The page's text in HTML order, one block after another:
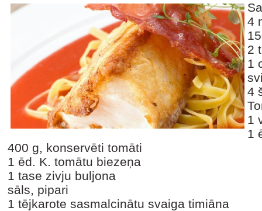
4
2
1
4
1
1
400 g, konservēti tomāti
1 ēd. K. tomātu biezeņa
1 tase zivju buljona
sāls, pipari
1 tējkarote sasmalcinātu svaiga timiāna